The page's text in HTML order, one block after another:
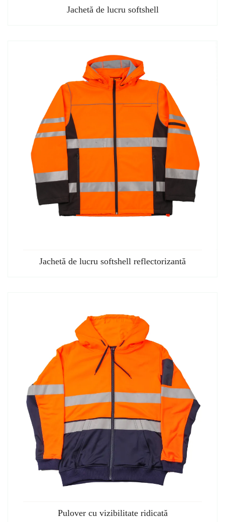
Jachetă de lucru softshell
Jachetă de lucru softshell reflectorizantă
Pulover cu vizibilitate ridicată